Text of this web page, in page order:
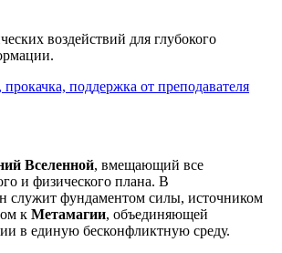
воздействий для глубокого
поддержка от преподавателя
Вселенной, вмещающий все
и физического плана. В
фундаментом силы, источником
к Метамагии, объединяющей
в единую бесконфликтную среду.